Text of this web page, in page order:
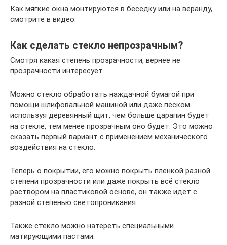
Как мягкие окна монтируются в беседку или на веранду,
смотрите в видео.
Как сделать стекло непрозрачным?
Смотря какая степень прозрачности, вернее не
прозрачности интересует.
Можно стекло обработать наждачной бумагой при
помощи шлифовальной машиной или даже песком
используя деревянный щит, чем больше царапин будет
на стекле, тем менее прозрачным оно будет. Это можно
сказать первый вариант с применением механического
воздействия на стекло.
Теперь о покрытии, его можно покрыть плёнкой разной
степени прозрачности или даже покрыть всё стекло
раствором на пластиковой основе, он также идёт с
разной степенью светопроникания.
Также стекло можно натереть специальными
матирующими пастами.